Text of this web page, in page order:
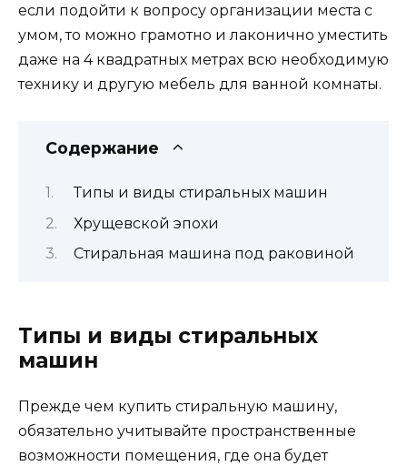
если подойти к вопросу организации места с
умом, то можно грамотно и лаконично уместить
даже на 4 квадратных метрах всю необходимую
технику и другую мебель для ванной комнаты.
Содержание
Типы и виды стиральных машин
Хрущевской эпохи
Стиральная машина под раковиной
Типы и виды стиральных
машин
Прежде чем купить стиральную машину,
обязательно учитывайте пространственные
возможности помещения, где она будет